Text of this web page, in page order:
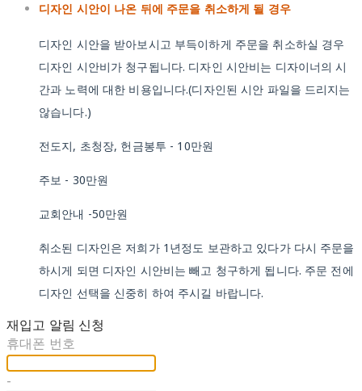
디자인 시안이 나온 뒤에 주문을 취소하게 될 경우
디자인 시안을 받아보시고 부득이하게 주문을 취소하실 경우
디자인 시안비가 청구됩니다. 디자인 시안비는 디자이너의 시
간과 노력에 대한 비용입니다.(디자인된 시안 파일을 드리지는
않습니다.)
전도지, 초청장, 헌금봉투 - 10만원
주보 - 30만원
교회안내 -50만원
취소된 디자인은 저희가 1년정도 보관하고 있다가 다시 주문을
하시게 되면 디자인 시안비는 빼고 청구하게 됩니다. 주문 전에
디자인 선택을 신중히 하여 주시길 바랍니다.
재입고 알림 신청
휴대폰 번호
-